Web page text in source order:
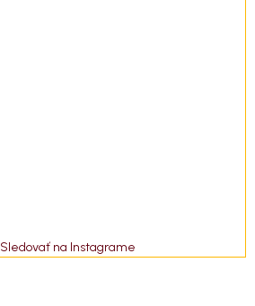
Sledovať na Instagrame